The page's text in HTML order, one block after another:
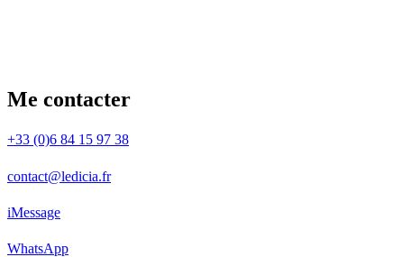
Me contacter
+33 (0)6 84 15 97 38
contact@ledicia.fr
iMessage
WhatsApp